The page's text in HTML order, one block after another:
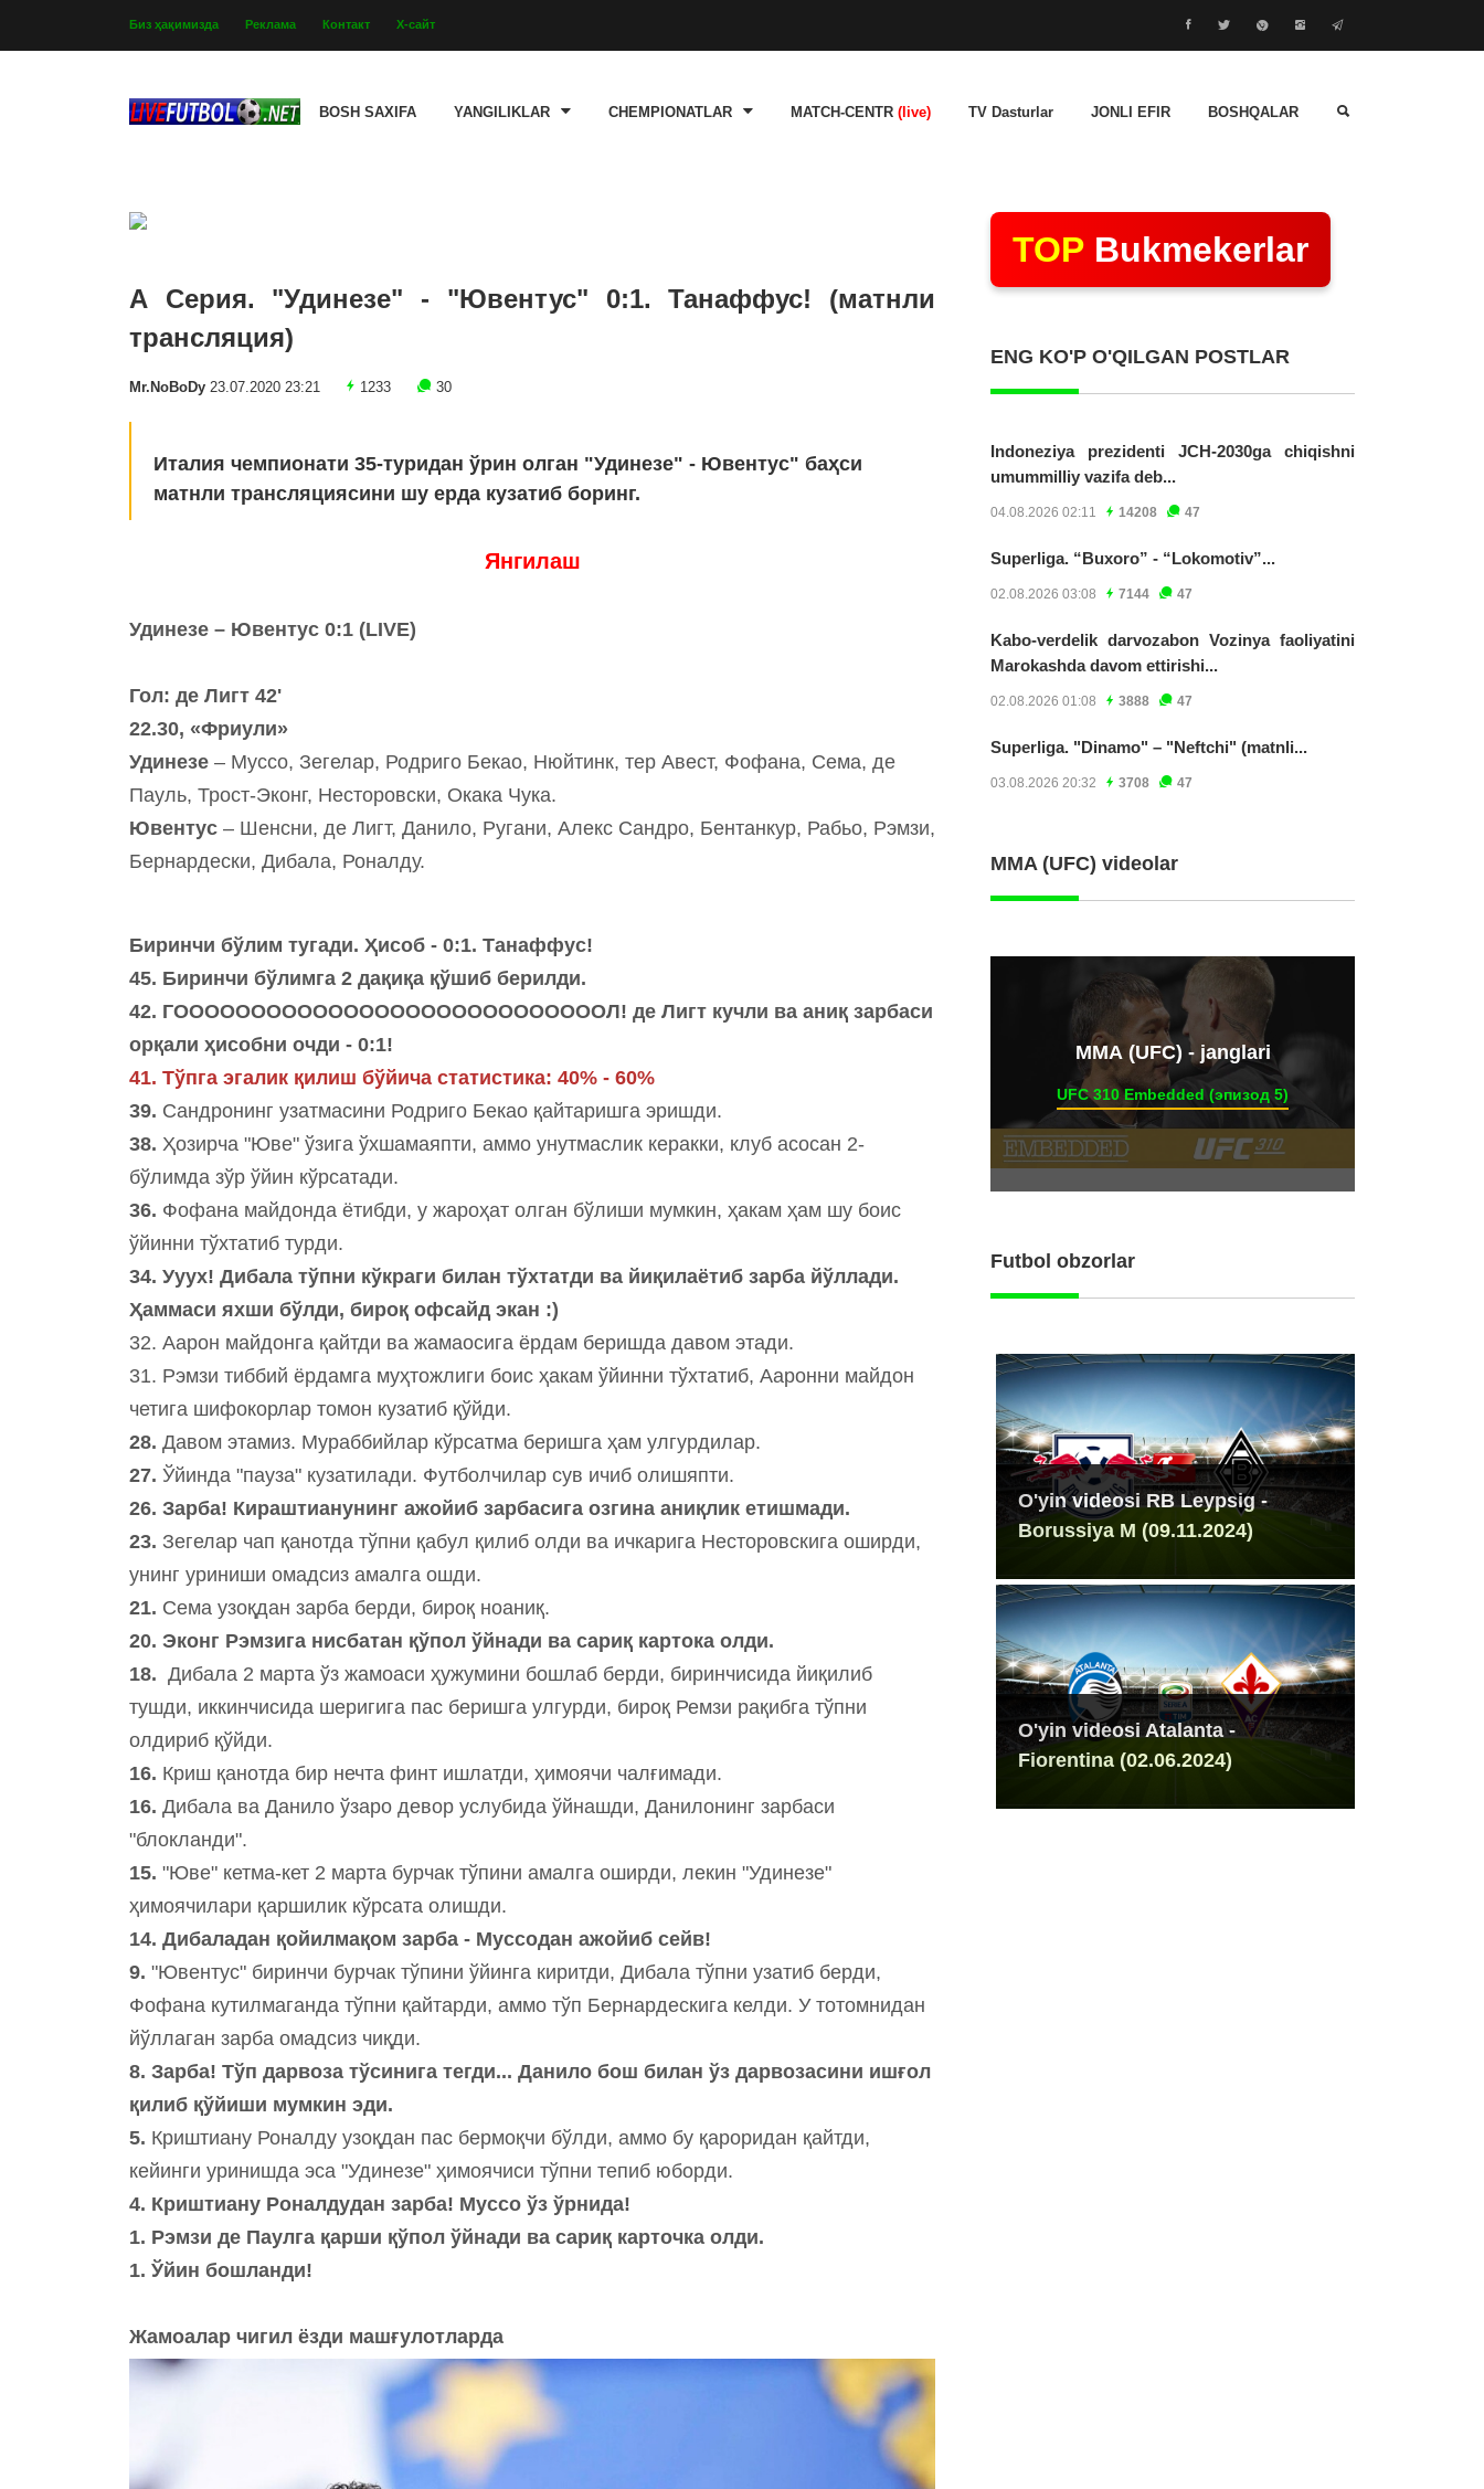
Биз ҳақимизда Реклама Контакт Х-сайт
BOSH SAXIFA YANGILIKLAR CHEMPIONATLAR MATCH-CENTR (live) TV Dasturlar JONLI EFIR BOSHQALAR
А Серия. "Удинезе" - "Ювентус" 0:1. Танаффус! (матнли
трансляция)
Mr.NoBoDy 23.07.2020 23:21 1233 30
Италия чемпионати 35-туридан ўрин олган "Удинезе" - Ювентус" баҳси
матнли трансляциясини шу ерда кузатиб боринг.
Янгилаш
Удинезе – Ювентус 0:1 (LIVE)
Гол: де Лигт 42'
22.30, «Фриули»
Удинезе – Муссо, Зегелар, Родриго Бекао, Нюйтинк, тер Авест, Фофана, Сема, де
Пауль, Трост-Эконг, Несторовски, Окака Чука.
Ювентус – Шенсни, де Лигт, Данило, Ругани, Алекс Сандро, Бентанкур, Рабьо, Рэмзи,
Бернардески, Дибала, Роналду.
Биринчи бўлим тугади. Ҳисоб - 0:1. Танаффус!
45. Биринчи бўлимга 2 дақиқа қўшиб берилди.
42. ГООООООООООООООООООООООООООООЛ! де Лигт кучли ва аниқ зарбаси
орқали ҳисобни очди - 0:1!
41. Тўпга эгалик қилиш бўйича статистика: 40% - 60%
39. Сандронинг узатмасини Родриго Бекао қайтаришга эришди.
38. Ҳозирча "Юве" ўзига ўхшамаяпти, аммо унутмаслик керакки, клуб асосан 2-
бўлимда зўр ўйин кўрсатади.
36. Фофана майдонда ётибди, у жароҳат олган бўлиши мумкин, ҳакам ҳам шу боис
ўйинни тўхтатиб турди.
34. Ууух! Дибала тўпни кўкраги билан тўхтатди ва йиқилаётиб зарба йўллади.
Ҳаммаси яхши бўлди, бироқ офсайд экан :)
32. Аарон майдонга қайтди ва жамаосига ёрдам беришда давом этади.
31. Рэмзи тиббий ёрдамга муҳтожлиги боис ҳакам ўйинни тўхтатиб, Ааронни майдон
четига шифокорлар томон кузатиб қўйди.
28. Давом этамиз. Мураббийлар кўрсатма беришга ҳам улгурдилар.
27. Ўйинда "пауза" кузатилади. Футболчилар сув ичиб олишяпти.
26. Зарба! Кираштианунинг ажойиб зарбасига озгина аниқлик етишмади.
23. Зегелар чап қанотда тўпни қабул қилиб олди ва ичкарига Несторовскига оширди,
унинг уриниши омадсиз амалга ошди.
21. Сема узоқдан зарба берди, бироқ ноаниқ.
20. Эконг Рэмзига нисбатан қўпол ўйнади ва сариқ картока олди.
18. Дибала 2 марта ўз жамоаси ҳужумини бошлаб берди, биринчисида йиқилиб
тушди, иккинчисида шеригига пас беришга улгурди, бироқ Ремзи рақибга тўпни
олдириб қўйди.
16. Криш қанотда бир нечта финт ишлатди, ҳимоячи чалғимади.
16. Дибала ва Данило ўзаро девор услубида ўйнашди, Данилонинг зарбаси
"блокланди".
15. "Юве" кетма-кет 2 марта бурчак тўпини амалга оширди, лекин "Удинезе"
ҳимоячилари қаршилик кўрсата олишди.
14. Дибаладан қойилмақом зарба - Муссодан ажойиб сейв!
9. "Ювентус" биринчи бурчак тўпини ўйинга киритди, Дибала тўпни узатиб берди,
Фофана кутилмаганда тўпни қайтарди, аммо тўп Бернардескига келди. У тотомнидан
йўллаган зарба омадсиз чиқди.
8. Зарба! Тўп дарвоза тўсинига тегди... Данило бош билан ўз дарвозасини ишғол
қилиб қўйиши мумкин эди.
5. Криштиану Роналду узоқдан пас бермоқчи бўлди, аммо бу қароридан қайтди,
кейинги уринишда эса "Удинезе" ҳимоячиси тўпни тепиб юборди.
4. Криштиану Роналдудан зарба! Муссо ўз ўрнида!
1. Рэмзи де Паулга қарши қўпол ўйнади ва сариқ карточка олди.
1. Ўйин бошланди!
Жамоалар чигил ёзди машғулотларда
TOP Bukmekerlar
ENG KO'P O'QILGAN POSTLAR
Indoneziya prezidenti JCH-2030ga chiqishni
umummilliy vazifa deb...
04.08.2026 02:11 14208 47
Superliga. “Buxoro” - “Lokomotiv”...
02.08.2026 03:08 7144 47
Kabo-verdelik darvozabon Vozinya faoliyatini
Marokashda davom ettirishi...
02.08.2026 01:08 3888 47
Superliga. "Dinamo" – "Neftchi" (matnli...
03.08.2026 20:32 3708 47
MMA (UFC) videolar
ММА (UFC) - janglari
UFC 310 Embedded (эпизод 5)
Futbol obzorlar
O'yin videosi RB Leypsig -
Borussiya M (09.11.2024)
O'yin videosi Atalanta -
Fiorentina (02.06.2024)